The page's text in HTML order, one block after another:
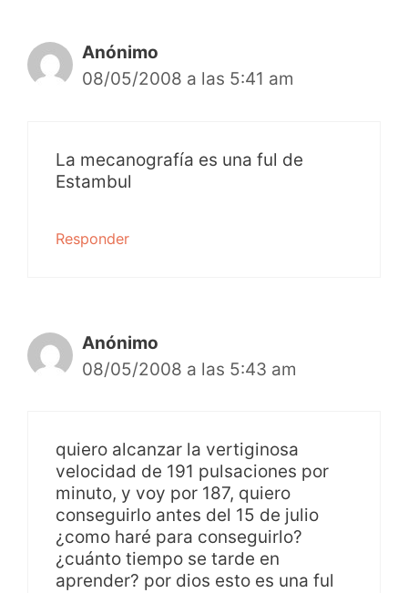
Anónimo
08/05/2008 a las 5:41 am
La mecanografía es una ful de
Estambul
Responder
Anónimo
08/05/2008 a las 5:43 am
quiero alcanzar la vertiginosa
velocidad de 191 pulsaciones por
minuto, y voy por 187, quiero
conseguirlo antes del 15 de julio
¿como haré para conseguirlo?
¿cuánto tiempo se tarde en
aprender? por dios esto es una ful